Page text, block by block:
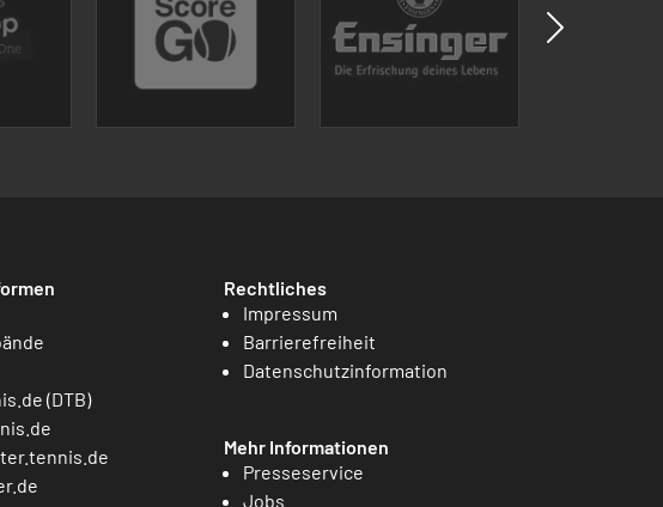
(DTB)
Rechtliches
Impressum
Barrierefreiheit
Datenschutzinformation
Mehr Informationen
Presseservice
Jobs